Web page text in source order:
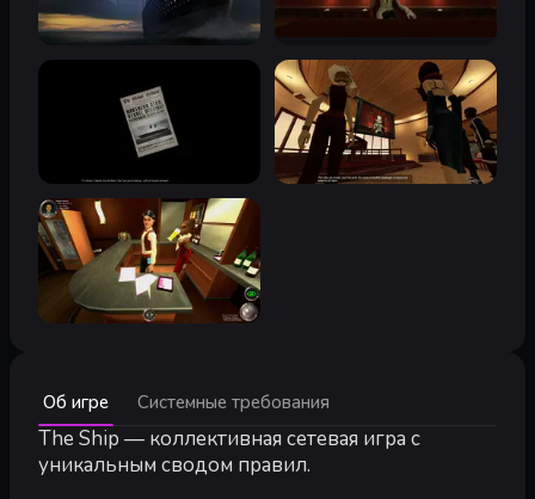
Об игре Системные требования
The Ship — коллективная сетевая игра с
уникальным сводом правил.
Минимальные:
Минимальные:Процессор 1.8 ГГц, 512 МБ RAM, видеокарта
Рекомендуемые:Процессор 2.8 ГГц, 1024 МБ RAM,